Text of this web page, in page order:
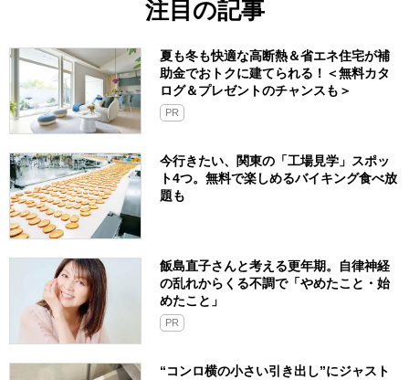
注目の記事
夏も冬も快適な高断熱＆省エネ住宅が補
助金でおトクに建てられる！＜無料カタ
ログ＆プレゼントのチャンスも＞
PR
今行きたい、関東の「工場見学」スポッ
ト4つ。無料で楽しめるバイキング食べ放
題も
飯島直子さんと考える更年期。自律神経
の乱れからくる不調で「やめたこと・始
めたこと」
PR
“コンロ横の小さい引き出し”にジャスト